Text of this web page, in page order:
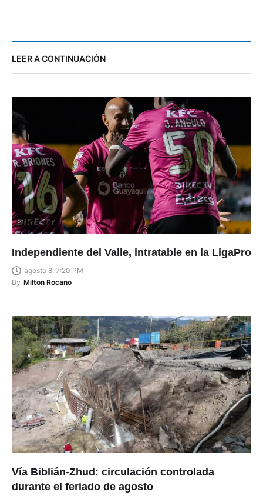
LEER A CONTINUACIÓN
Independiente del Valle, intratable en la LigaPro
agosto 8, 7:20 PM
By Milton Rocano
Vía Biblián-Zhud: circulación controlada
durante el feriado de agosto